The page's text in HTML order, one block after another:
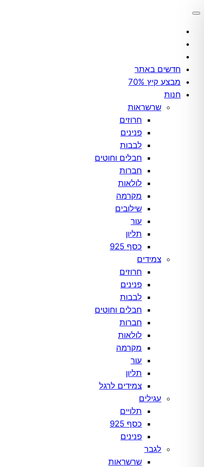
לדלג
חדשים באתר
מבצע קיץ 70%
חנות
שרשראות
חרוזים
פנינים
לבבות
חבלים וחוטים
חברות
לולאות
מקרמה
שילובים
עור
תליון
כסף 925
צמידים
חרוזים
פנינים
לבבות
חבלים וחוטים
חברות
לולאות
מקרמה
עור
תליון
צמידים לרגל
עגילים
תלויים
כסף 925
פנינים
לגבר
שרשראות